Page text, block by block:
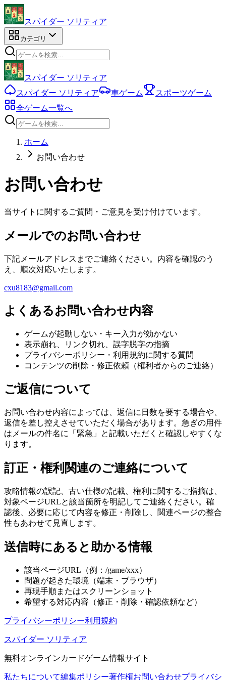
スパイダー ソリティア
カテゴリ
スパイダー ソリティア
スパイダー ソリティア
車ゲーム
スポーツゲーム
全ゲーム一覧へ
ホーム
お問い合わせ
お問い合わせ
当サイトに関するご質問・ご意見を受け付けています。
メールでのお問い合わせ
下記メールアドレスまでご連絡ください。内容を確認のう
え、順次対応いたします。
cxu8183@gmail.com
よくあるお問い合わせ内容
ゲームが起動しない・キー入力が効かない
表示崩れ、リンク切れ、誤字脱字の指摘
プライバシーポリシー・利用規約に関する質問
コンテンツの削除・修正依頼（権利者からのご連絡）
ご返信について
お問い合わせ内容によっては、返信に日数を要する場合や、
返信を差し控えさせていただく場合があります。急ぎの用件
はメールの件名に「緊急」と記載いただくと確認しやすくな
ります。
訂正・権利関連のご連絡について
攻略情報の誤記、古い仕様の記載、権利に関するご指摘は、
対象ページURLと該当箇所を明記してご連絡ください。確
認後、必要に応じて内容を修正・削除し、関連ページの整合
性もあわせて見直します。
送信時にあると助かる情報
該当ページURL（例：/game/xxx）
問題が起きた環境（端末・ブラウザ）
再現手順またはスクリーンショット
希望する対応内容（修正・削除・確認依頼など）
プライバシーポリシー利用規約
スパイダー ソリティア
無料オンラインカードゲーム情報サイト
私たちについて編集ポリシー著作権お問い合わせプライバシ